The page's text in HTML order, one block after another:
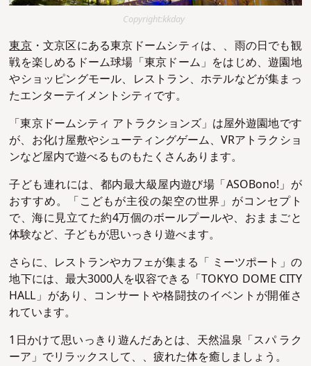
Copyright:kkday
東京・文京区にある東京ドームシティは、、雨の日でも観
戦を楽しめるドーム球場「東京ドーム」をはじめ、遊園地
やショッピングモール、レストラン、ホテルなどが集まっ
たエンターテイメントシティです。
「東京ドームシティ アトラクションズ」は屋外遊園地です
が、お化け屋敷やシューティングゲーム、VRアトラクショ
ンなど屋内で遊べるものもたくさんあります。
子ども連れには、都内最大級屋内遊び場「ASOBono!」が
おすすめ。「こどもが主役の架空の世界」がコンセプト
で、海に見立てた約4万個のボールプールや、おままごと
体験など、子どもが思いっきり遊べます。
さらに、レストランやカフェが集まる「 ミーツポート」の
地下には、最大3000人を収容できる「TOKYO DOME CITY
HALL」があり、コンサートや格闘技のイベントが開催さ
れています。
1日かけて思いっきり遊んだあとは、天然温泉「スパ ラク
ーア」でリラックスして、、疲れた体を癒しましょう。